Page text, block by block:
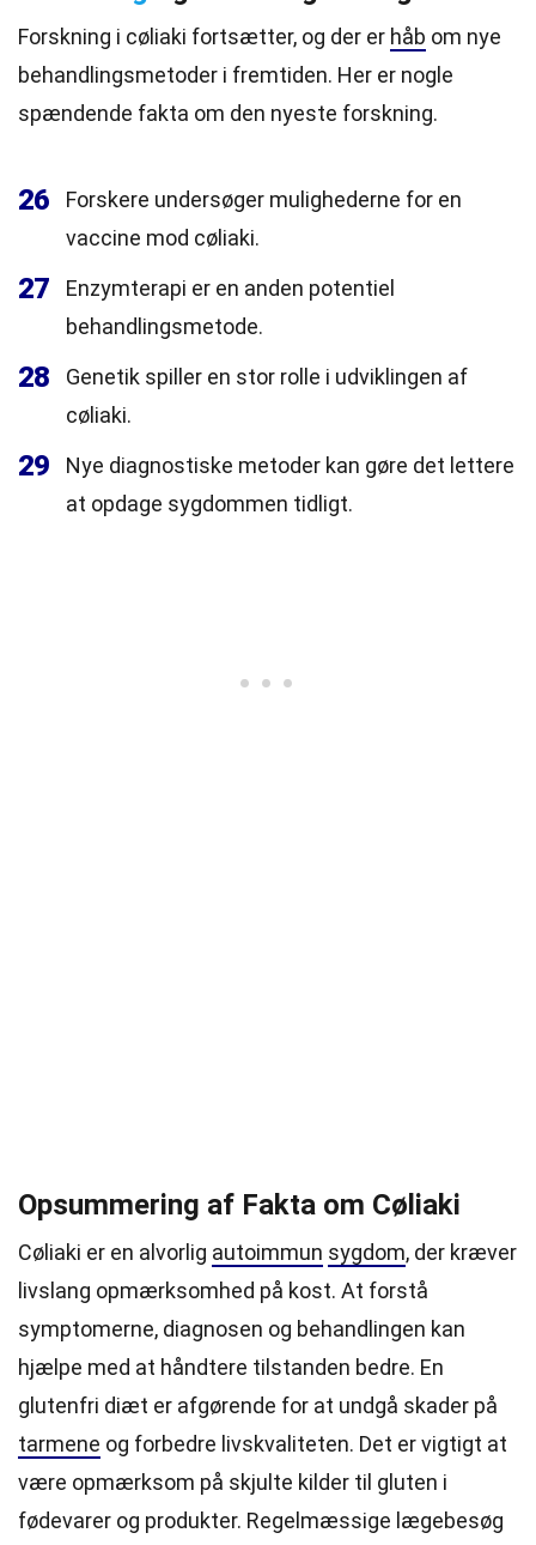
Forskning i cøliaki fortsætter, og der er håb om nye
behandlingsmetoder i fremtiden. Her er nogle
spændende fakta om den nyeste forskning.
26
Forskere undersøger mulighederne for en
vaccine mod cøliaki.
27
Enzymterapi er en anden potentiel
behandlingsmetode.
28
Genetik spiller en stor rolle i udviklingen af
cøliaki.
29
Nye diagnostiske metoder kan gøre det lettere
at opdage sygdommen tidligt.
Opsummering af Fakta om Cøliaki
Cøliaki er en alvorlig autoimmun sygdom, der kræver
livslang opmærksomhed på kost. At forstå
symptomerne, diagnosen og behandlingen kan
hjælpe med at håndtere tilstanden bedre. En
glutenfri diæt er afgørende for at undgå skader på
tarmene og forbedre livskvaliteten. Det er vigtigt at
være opmærksom på skjulte kilder til gluten i
fødevarer og produkter. Regelmæssige lægebesøg